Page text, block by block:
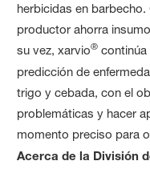
herbicidas en
productor ahorra
su vez, xarvio®
predicción de
trigo y cebada, con el
problemáticas y hacer
momento preciso para
Acerca de la División